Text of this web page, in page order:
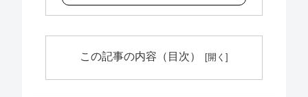
この記事の内容（目次）